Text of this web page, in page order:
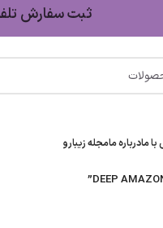
ثبت سفارش تلفنی: 02191010242
مادرباره مامجله زیبارو